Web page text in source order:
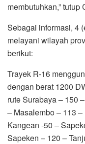
membutuhkan,” tutup
Sebagai informasi, 4
melayani wilayah
berikut:
Trayek R-16
dengan berat 1200
rute Surabaya – 150
– Masalembo – 113
Kangean -50 –
Sapeken – 120 –